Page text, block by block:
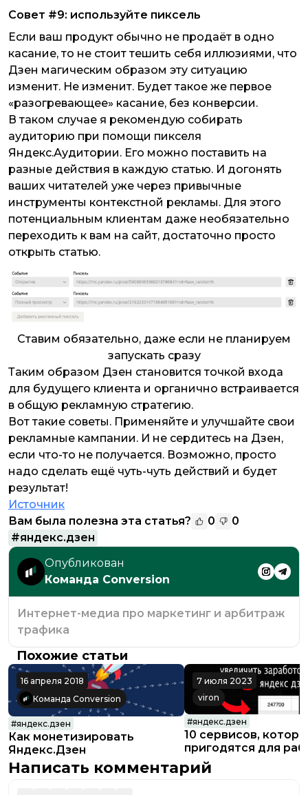
Совет #9: используйте пиксель
Если ваш продукт обычно не продаёт в одно
касание, то не стоит тешить себя иллюзиями, что
Дзен магическим образом эту ситуацию
изменит. Не изменит. Будет такое же первое
«разогревающее» касание, без конверсии.
В таком случае я рекомендую собирать
аудиторию при помощи пикселя
Яндекс.Аудитории. Его можно поставить на
разные действия в каждую статью. И догонять
ваших читателей уже через привычные
инструменты контекстной рекламы. Для этого
потенциальным клиентам даже необязательно
переходить к вам на сайт, достаточно просто
открыть статью.
Ставим обязательно, даже если не планируем
запускать сразу
Таким образом Дзен становится точкой входа
для будущего клиента и органично встраивается
в общую рекламную стратегию.
Вот такие советы. Применяйте и улучшайте свои
рекламные кампании. И не сердитесь на Дзен,
если что-то не получается. Возможно, просто
надо сделать ещё чуть-чуть действий и будет
результат!
Источник
Вам была полезна эта статья?
0
0
#яндекс.дзен
Опубликован
Команда Conversion
Интернет-медиа про маркетинг и арбитраж
трафика
Похожие статьи
16 апреля 2018
Команда Conversion
#яндекс.дзен
Как монетизировать
Яндекс.Дзен
7 июля 2023
viron
#яндекс.дзен
10 сервисов,
пригодятся для
Яндекс.Дзен
Написать комментарий